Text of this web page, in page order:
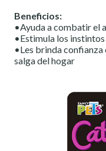
Beneficios:
•Ayuda a combatir el
•Estimula los
•Les brinda confianza
salga del hogar